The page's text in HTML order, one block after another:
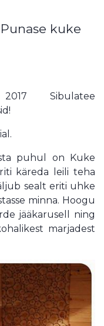
kuke
Sibulatee
puhul on Kuke
käreda leili teha
sealt eriti uhke
minna. Hoogu
jääkarusell ning
marjadest